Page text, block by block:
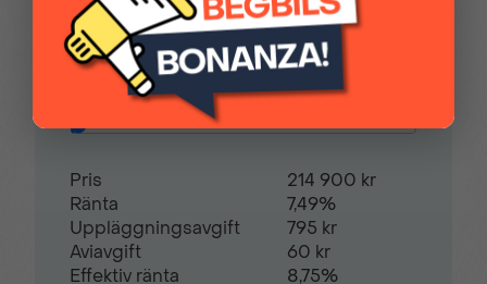
Servostyrning Sidoairbags
Start-/stoppfunktion Startspärr
Avbetalningstid60 månader
Restvärde0%
Pris
214 900 kr
Ränta
7,49%
Uppläggningsavgift
795 kr
Aviavgift
60 kr
Effektiv ränta
8,75%